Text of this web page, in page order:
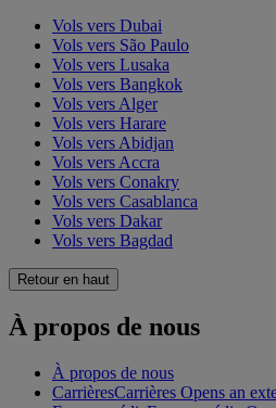
Vols vers Dubai
Vols vers São Paulo
Vols vers Lusaka
Vols vers Bangkok
Vols vers Alger
Vols vers Harare
Vols vers Abidjan
Vols vers Accra
Vols vers Conakry
Vols vers Casablanca
Vols vers Dakar
Vols vers Bagdad
Retour en haut
À propos de nous
À propos de nous
CarrièresCarrières Opens an